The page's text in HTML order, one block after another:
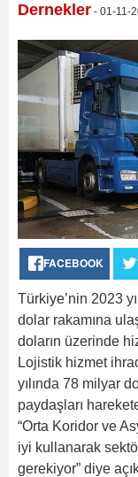
Dernekler - 01-11-
FACEBOOK
Türkiye’nin 2023
dolar rakamına
doların üzerinde
Lojistik hizmet
yılında 78 milyar
paydaşları
“Orta Koridor ve
iyi kullanarak
gerekiyor” diye